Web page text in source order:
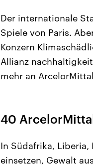
Der internationale
Spiele von Paris.
Konzern
Allianz
mehr an
40
In Südafrika,
einsetzen, Gewalt